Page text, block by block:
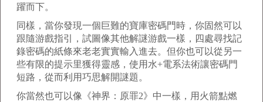
躍而下。
同樣，當你發現一個巨難的寶庫密碼門時，你固然可以
跟隨游戲指引，試圖像其他解謎游戲一樣，四處尋找記
錄密碼的紙條來老老實實輸入進去。但你也可以從另一
些有限的提示里獲得靈感，使用水+電系法術讓密碼門
短路，從而利用巧思解開謎題。
你當然也可以像《神界：原罪2》中一樣，用火箭點燃